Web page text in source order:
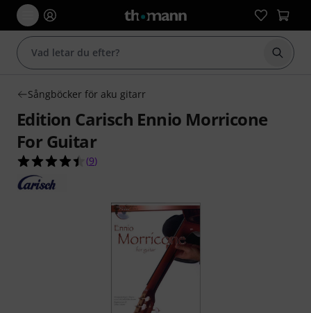
Börja
Sångböcker för aku gitarr
Edition Carisch Ennio Morricone
For Guitar
4.4 av 5 stjärnor från 9 kundbetyg
(9)